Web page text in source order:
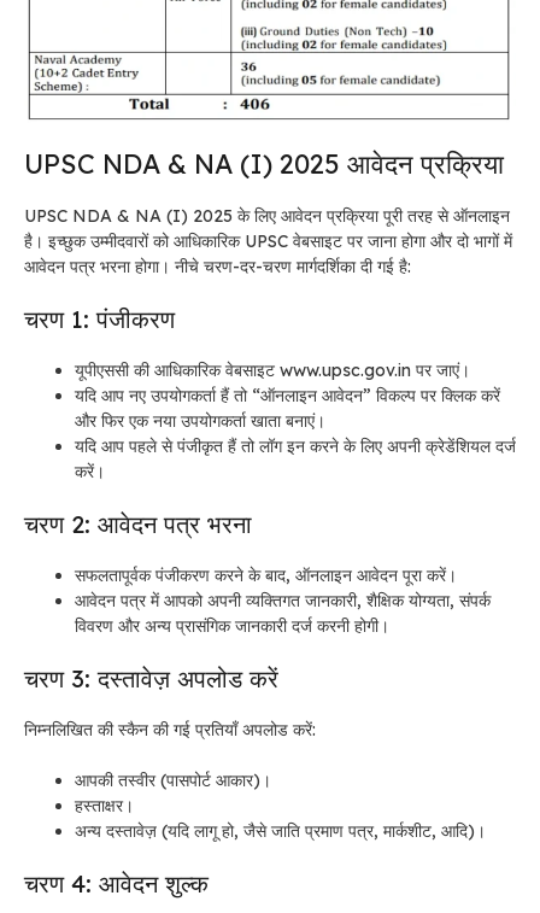
UPSC NDA & NA (I) 2025 आवेदन प्रक्रिया
UPSC NDA & NA (I) 2025 के लिए आवेदन प्रक्रिया पूरी तरह से ऑनलाइन
है। इच्छुक उम्मीदवारों को आधिकारिक UPSC वेबसाइट पर जाना होगा और दो भागों में
आवेदन पत्र भरना होगा। नीचे चरण-दर-चरण मार्गदर्शिका दी गई है:
चरण 1: पंजीकरण
यूपीएससी की आधिकारिक वेबसाइट www.upsc.gov.in पर जाएं।
यदि आप नए उपयोगकर्ता हैं तो “ऑनलाइन आवेदन” विकल्प पर क्लिक करें
और फिर एक नया उपयोगकर्ता खाता बनाएं।
यदि आप पहले से पंजीकृत हैं तो लॉग इन करने के लिए अपनी क्रेडेंशियल दर्ज
करें।
चरण 2: आवेदन पत्र भरना
सफलतापूर्वक पंजीकरण करने के बाद, ऑनलाइन आवेदन पूरा करें।
आवेदन पत्र में आपको अपनी व्यक्तिगत जानकारी, शैक्षिक योग्यता, संपर्क
विवरण और अन्य प्रासंगिक जानकारी दर्ज करनी होगी।
चरण 3: दस्तावेज़ अपलोड करें
निम्नलिखित की स्कैन की गई प्रतियाँ अपलोड करें:
आपकी तस्वीर (पासपोर्ट आकार)।
हस्ताक्षर।
अन्य दस्तावेज़ (यदि लागू हो, जैसे जाति प्रमाण पत्र, मार्कशीट, आदि)।
चरण 4: आवेदन शुल्क